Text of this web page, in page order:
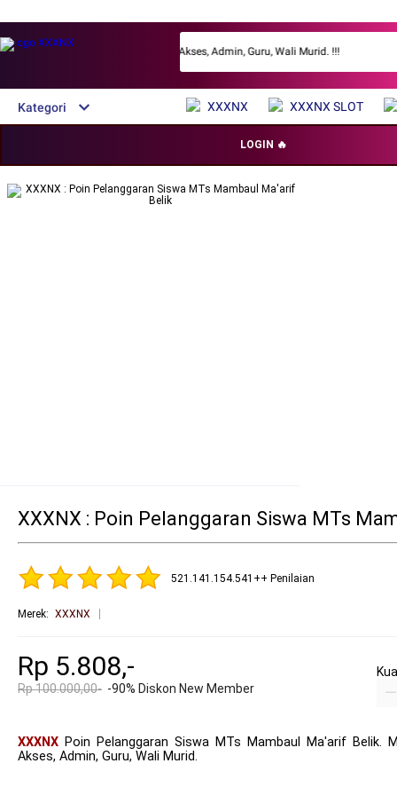
Password. Masuk Sebagai. Pilih Akses, Admin, Guru, Wali Murid. !!!
Kategori XXXNX XXXNX SLOT
LOGIN 🔥
XXXNX : Poin Pelanggaran Siswa MTs
521.141.154.541++ Penilaian
Merek: XXXNX
Rp 5.808,-
Rp 100.000,00- -90% Diskon New Member
XXXNX Poin Pelanggaran Siswa MTs Mambaul Ma'arif Belik.
Akses, Admin, Guru, Wali Murid.